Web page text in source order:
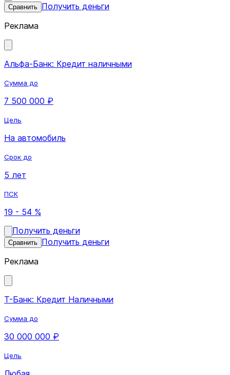
Сравнить Получить деньги
Реклама
Альфа-Банк: Кредит наличными
Сумма до
7 500 000 ₽
Цель
На автомобиль
Срок до
5 лет
ПСК
19 - 54 %
Получить деньги
Сравнить Получить деньги
Реклама
Т-Банк: Кредит Наличными
Сумма до
30 000 000 ₽
Цель